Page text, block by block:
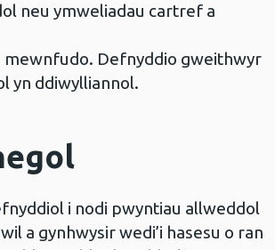
neu ymweliadau cartref a
mewnfudo. Defnyddio gweithwyr
yn ddiwylliannol.
i nodi pwyntiau allweddol
a gynhwysir wedi’i hasesu o ran